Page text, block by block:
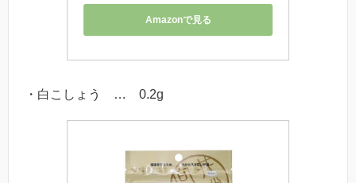
Amazonで見る
・白こしょう … 0.2g